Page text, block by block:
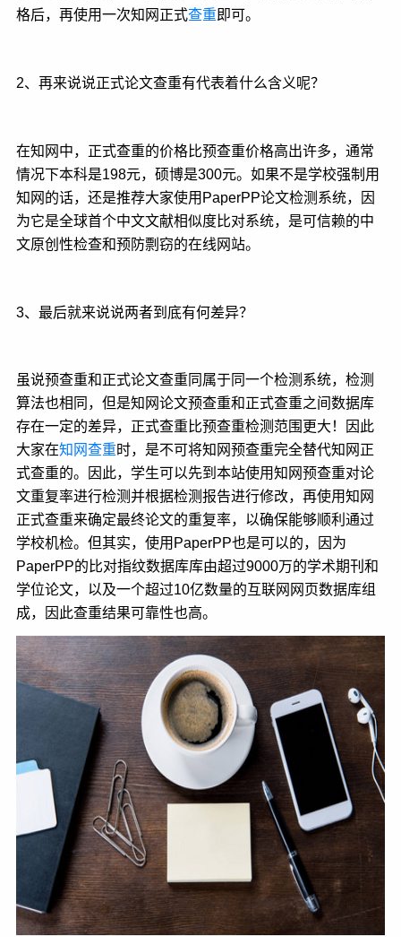
格后，再使用一次知网正式查重即可。
2、再来说说正式论文查重有代表着什么含义呢？
在知网中，正式查重的价格比预查重价格高出许多，通常
情况下本科是198元，硕博是300元。如果不是学校强制用
知网的话，还是推荐大家使用PaperPP论文检测系统，因
为它是全球首个中文文献相似度比对系统，是可信赖的中
文原创性检查和预防剽窃的在线网站。
3、最后就来说说两者到底有何差异？
虽说预查重和正式论文查重同属于同一个检测系统，检测
算法也相同，但是知网论文预查重和正式查重之间数据库
存在一定的差异，正式查重比预查重检测范围更大！因此
大家在知网查重时，是不可将知网预查重完全替代知网正
式查重的。因此，学生可以先到本站使用知网预查重对论
文重复率进行检测并根据检测报告进行修改，再使用知网
正式查重来确定最终论文的重复率，以确保能够顺利通过
学校机检。但其实，使用PaperPP也是可以的，因为
PaperPP的比对指纹数据库库由超过9000万的学术期刊和
学位论文，以及一个超过10亿数量的互联网网页数据库组
成，因此查重结果可靠性也高。